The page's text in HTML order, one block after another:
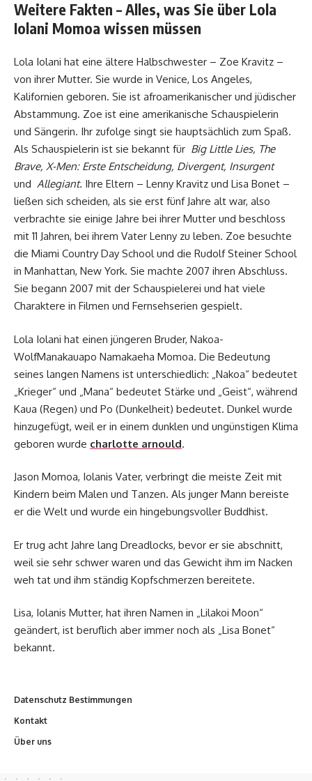
Weitere Fakten – Alles, was Sie über Lola
Iolani Momoa wissen müssen
Lola Iolani hat eine ältere Halbschwester – Zoe Kravitz –
von ihrer Mutter. Sie wurde in Venice, Los Angeles,
Kalifornien geboren. Sie ist afroamerikanischer und jüdischer
Abstammung. Zoe ist eine amerikanische Schauspielerin
und Sängerin. Ihr zufolge singt sie hauptsächlich zum Spaß.
Als Schauspielerin ist sie bekannt für Big Little Lies, The
Brave, X-Men: Erste Entscheidung, Divergent, Insurgent
und Allegiant. Ihre Eltern – Lenny Kravitz und Lisa Bonet –
ließen sich scheiden, als sie erst fünf Jahre alt war, also
verbrachte sie einige Jahre bei ihrer Mutter und beschloss
mit 11 Jahren, bei ihrem Vater Lenny zu leben. Zoe besuchte
die Miami Country Day School und die Rudolf Steiner School
in Manhattan, New York. Sie machte 2007 ihren Abschluss.
Sie begann 2007 mit der Schauspielerei und hat viele
Charaktere in Filmen und Fernsehserien gespielt.
Lola Iolani hat einen jüngeren Bruder, Nakoa-
WolfManakauapo Namakaeha Momoa. Die Bedeutung
seines langen Namens ist unterschiedlich: „Nakoa“ bedeutet
„Krieger“ und „Mana“ bedeutet Stärke und „Geist“, während
Kaua (Regen) und Po (Dunkelheit) bedeutet. Dunkel wurde
hinzugefügt, weil er in einem dunklen und ungünstigen Klima
geboren wurde charlotte arnould.
Jason Momoa, Iolanis Vater, verbringt die meiste Zeit mit
Kindern beim Malen und Tanzen. Als junger Mann bereiste
er die Welt und wurde ein hingebungsvoller Buddhist.
Er trug acht Jahre lang Dreadlocks, bevor er sie abschnitt,
weil sie sehr schwer waren und das Gewicht ihm im Nacken
weh tat und ihm ständig Kopfschmerzen bereitete.
Lisa, Iolanis Mutter, hat ihren Namen in „Lilakoi Moon“
geändert, ist beruflich aber immer noch als „Lisa Bonet“
bekannt.
Datenschutz Bestimmungen
Kontakt
Über uns